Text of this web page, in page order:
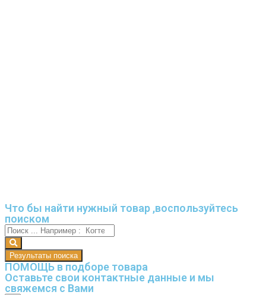
Что бы найти нужный товар ,воспользуйтесь
поиском
Результаты поиска
ПОМОЩЬ в подборе товара
Оставьте свои контактные данные и мы
свяжемся с Вами